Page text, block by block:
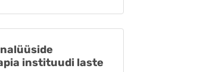
instituudi laste